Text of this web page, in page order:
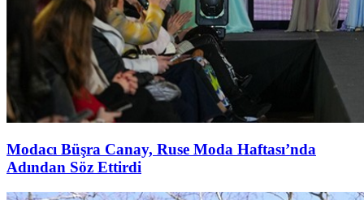
Modacı Büşra Canay, Ruse Moda Haftası’nda
Adından Söz Ettirdi